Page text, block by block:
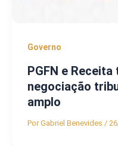
Governo
PGFN e
negociação
amplo
PorGabriel Benevides /